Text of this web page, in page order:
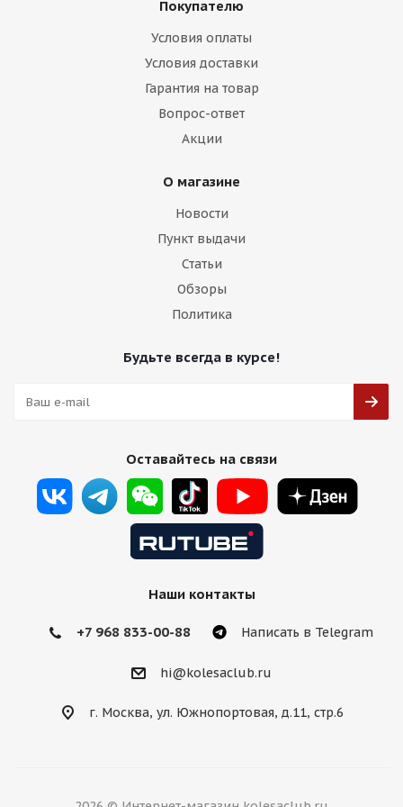
Покупателю
Условия оплаты
Условия доставки
Гарантия на товар
Вопрос-ответ
Акции
О магазине
Новости
Пункт выдачи
Статьи
Обзоры
Политика
Будьте всегда в курсе!
Оставайтесь на связи
Наши контакты
+7 968 833-00-88 Написать в Telegram
hi@kolesaclub.ru
г. Москва, ул. Южнопортовая, д.11, стр.6